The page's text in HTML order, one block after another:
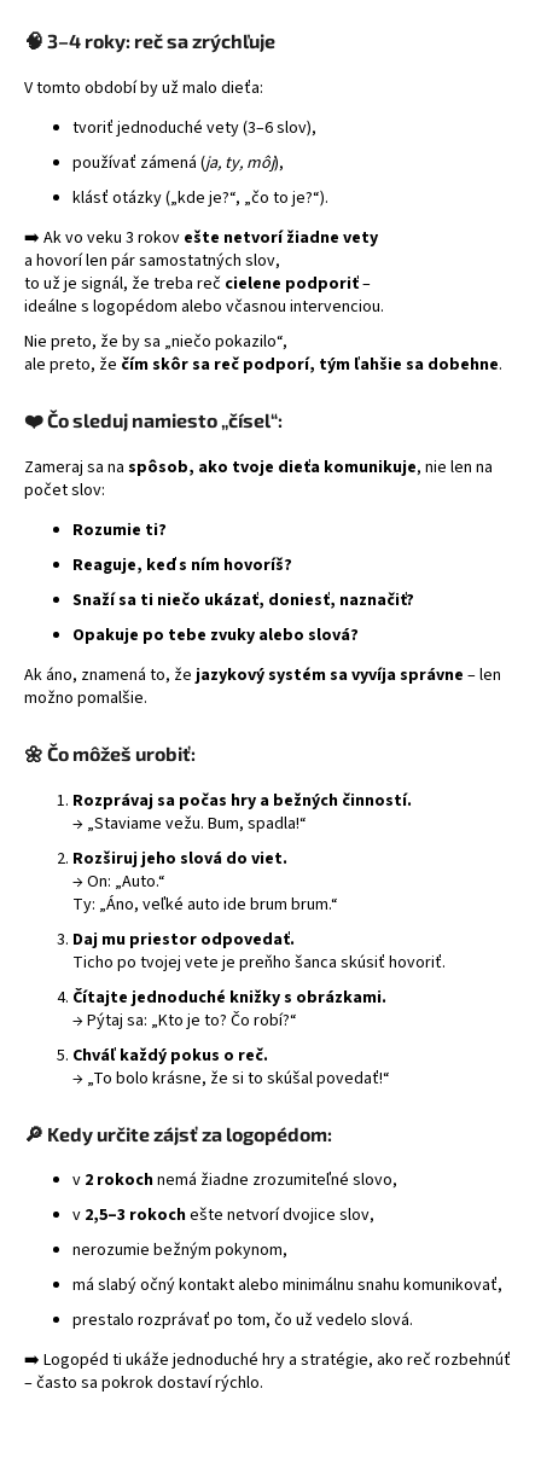
🧠 3–4 roky: reč sa zrýchľuje
V tomto období by už malo dieťa:
tvoriť jednoduché vety (3–6 slov),
používať zámená (ja, ty, môj),
klásť otázky („kde je?“, „čo to je?“).
➡️ Ak vo veku 3 rokov ešte netvorí žiadne vety
a hovorí len pár samostatných slov,
to už je signál, že treba reč cielene podporiť–
ideálne s logopédom alebo včasnou intervenciou.
Nie preto, že by sa „niečo pokazilo“,
ale preto, že čím skôr sa reč podporí, tým ľahšie sa dobehne.
❤️ Čo sleduj namiesto „čísel“:
Zameraj sa na spôsob, ako tvoje dieťa komunikuje, nie len na
počet slov:
Rozumie ti?
Reaguje, keď s ním hovoríš?
Snaží sa ti niečo ukázať, doniesť, naznačiť?
Opakuje po tebe zvuky alebo slová?
Ak áno, znamená to, že jazykový systém sa vyvíja správne – len
možno pomalšie.
🌼 Čo môžeš urobiť:
Rozprávaj sa počas hry a bežných činností.
→ „Staviame vežu. Bum, spadla!“
Rozširuj jeho slová do viet.
→ On: „Auto.“
Ty: „Áno, veľké auto ide brum brum.“
Daj mu priestor odpovedať.
Ticho po tvojej vete je preňho šanca skúsiť hovoriť.
Čítajte jednoduché knižky s obrázkami.
→ Pýtaj sa: „Kto je to? Čo robí?“
Chváľ každý pokus o reč.
→ „To bolo krásne, že si to skúšal povedať!“
🔎 Kedy určite zájsť za logopédom:
v 2 rokochnemá žiadne zrozumiteľné slovo,
v 2,5–3 rokochešte netvorí dvojice slov,
nerozumie bežným pokynom,
má slabý očný kontakt alebo minimálnu snahu komunikovať,
prestalo rozprávať po tom, čo už vedelo slová.
➡️ Logopéd ti ukáže jednoduché hry a stratégie, ako reč rozbehnúť
– často sa pokrok dostaví rýchlo.